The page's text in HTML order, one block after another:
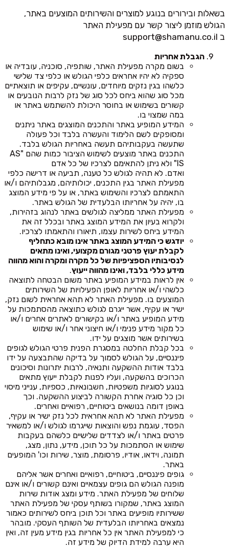
בשאלות ובירורים בנוגע למוצרים והשירותים המוצעים באתר,
הגולש מוזמן ליצור קשר עם מפעילת האתר
ב support@shamanu.co.il
הגבלת אחריות
בשום מקרה מפעילת האתר, שותפיה, סוכניה, עובדיה או
ספקיה לא יהיו אחראים כלפי הגולש או כלפי צד שלישי
כלשהו בגין נזקים מיוחדים, עונשיים, עקיפים או תוצאתיים
מכל סוג שהוא ביחס לכל סוג של נזק לרבות הנובעים או
קשורים בשימוש או בחוסר היכולת להשתמש באתר או
במה שמצוי בו.
המידע המופיע באתר והתכנים המוצגים באתר ניתנים
ומסופקים לשם הלימוד והעשרה בלבד וכל פעולה
שתעשה בעקבותיהם תעשה באחריות הגולש בלבד.
התכנים באתר מוצעים לשימוש הציבור כמות שהם "AS
IS" ולא ניתן להתאימם לצרכיו של כל אדם
ואדם. לא תהיה לגולש כל טענה, תביעה או דרישה כלפי
מפעילת האתר בגין התכנים, יכולותיהם, מגבלותיהם ו/או
התאמתם לצרכיו והשימוש באתר, או על פי מידע המוצג
בו, יהיה על אחריותו הבלעדית של הגולש באתר.
מפעילת האתר ממליצה לגולשים באתר לנהוג בזהירות,
ולקרוא בעיון את המידע המוצג באתר ובכלל זה את
המידע ביחס לשירות עצמו, תיאורו והתאמתו לצרכיו.
יודגש כי המידע המוצג באתר אינו מובא כתחליף
לקבלת יעוץ פרטני מגורם מקצועי, ואינו מתאים
לנסיבותיו הספציפיות של כל מקרה ומקרה והוא מהווה
מידע כללי בלבד, ואינו מהווה ייעוץ.
אין לראות במידע המופיע באתר משום הבטחה לתוצאה
כלשהי ו/או אחריות לאופן הפעילויות של השירותים
המוצעים בו. מפעילת האתר לא תהא אחראית לשום נזק,
ישיר או עקיף, אשר ייגרם לגולש כתוצאה מהסתמכות על
מידע המופיע באתר ו/או בקישורים לאתרים אחרים ו/או
כל מקור מידע פנימי ו/או חיצוני אחר ו/או שימוש
בשירותים אשר מוצגים על ידו.
בכל קבלת החלטה במסגרת הפנית פרטי הגולש לגופים
פיננסיים, על הגולש לסמוך על בדיקה שהתבצעה על ידו
בלבד אודות ההשקעה ותנאיה, לרבות יתרונות וסיכונים
הכרוכים בהשקעה, ועליו לפנות לקבלת ייעוץ מתאים
בנוגע לסוגיות משפטיות, חשבונאיות, כספיות, ענייני מיסוי
וכן כל סוגיה אחרת הקשורה לביצוע ההשקעה. וכך
באופן דומה בנושאים ביטוחיים, רפואיים ואחרים.
מפעילת האתר לא תהא אחראית לכל נזק ישיר או עקיף,
הפסד, עוגמת נפש והוצאות שייגרמו לגולש ו/או למשאיר
פרטים באתר ו/או לצדדים שלישיים כלשהם בעקבות
שימוש או הסתמכות על כל תוכן, מידע, נתון, מצג,
תמונה, וידאו, אודיו, פרסומת, מוצר, שירות וכו' המופעים
באתר.
גופים פיננסיים, ביטוחיים, רפואיים ואחרים אשר אליהם
מופנה הגולש הם גופים עצמאיים ואינם קשורים ו/או אינם
שלוחים של מפעילת האתר. מידע ומצג אודות שירות
המוצג באתר, שמקורו בשותף עסקי של מפעילת האתר
ששירותיו מופיעים באתר וכל תוכן ביחס לשירותים כאמור
נמצאים באחריותו הבלעדית של השותף העסקי. מובהר
כי למפעילת האתר אין כל אחריות בגין מידע מעין זה, ואין
היא ערבה למידת הדיוק של מידע זה.